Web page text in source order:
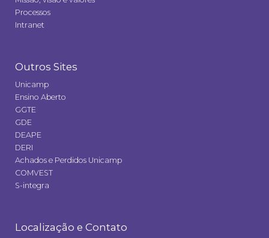
Processos
Intranet
Outros Sites
Unicamp
Ensino Aberto
GGTE
GDE
DEAPE
DERI
Achados e Perdidos Unicamp
COMVEST
S-integra
Localização e Contato